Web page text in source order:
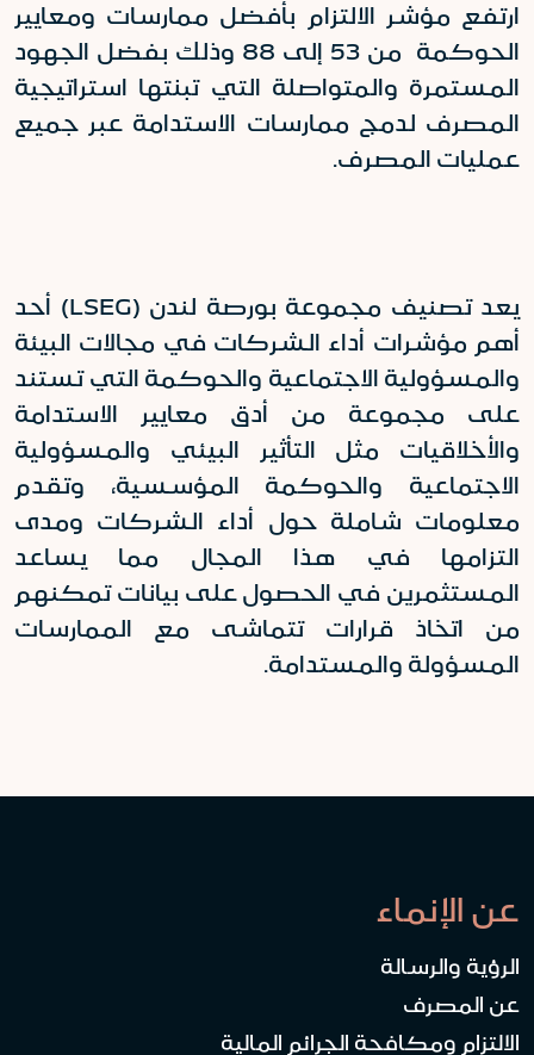
ارتفع مؤشر الالتزام بأفضل ممارسات ومعايير
الحوكمة من 53 إلى 88 وذلك بفضل الجهود
المستمرة والمتواصلة التي تبنتها استراتيجية
المصرف لدمج ممارسات الاستدامة عبر جميع
عمليات المصرف.
يعد تصنيف مجموعة بورصة لندن (LSEG) أحد
أهم مؤشرات أداء الشركات في مجالات البيئة
والمسؤولية الاجتماعية والحوكمة التي تستند
على مجموعة من أدق معايير الاستدامة
والأخلاقيات مثل التأثير البيئي والمسؤولية
الاجتماعية والحوكمة المؤسسية، وتقدم
معلومات شاملة حول أداء الشركات ومدى
التزامها في هذا المجال مما يساعد
المستثمرين في الحصول على بيانات تمكنهم
من اتخاذ قرارات تتماشى مع الممارسات
المسؤولة والمستدامة.
عن الإنماء
الرؤية والرسالة
عن المصرف
الالتزام ومكافحة الجرائم المالية